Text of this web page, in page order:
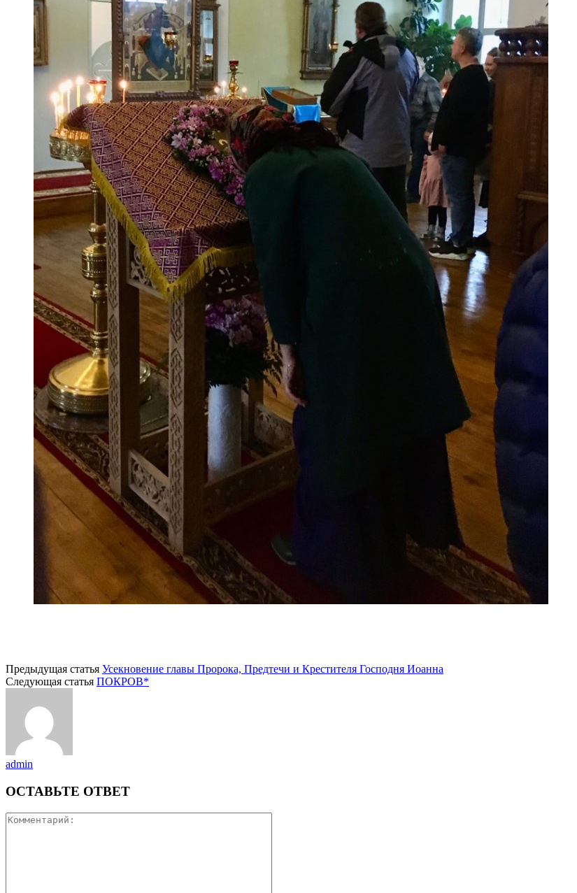
Предыдущая статья Усекновение главы Пророка, Предтечи и Крестителя Господня Иоанна
Следующая статья ПОКРОВ*
admin
ОСТАВЬТЕ ОТВЕТ